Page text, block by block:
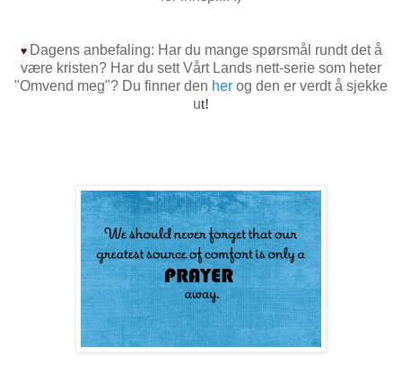
♥ Dagens anbefaling: Har du mange spørsmål rundt det å
være kristen? Har du sett Vårt Lands nett-serie som heter
"Omvend meg"? Du finner den her og den er verdt å sjekke
ut!